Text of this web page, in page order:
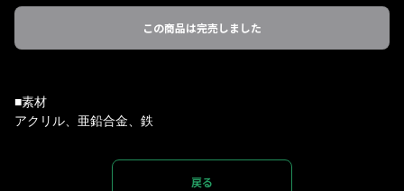
この商品は完売しました
■素材
アクリル、亜鉛合金、鉄
戻る